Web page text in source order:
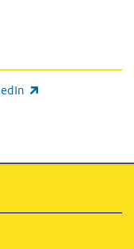
link)